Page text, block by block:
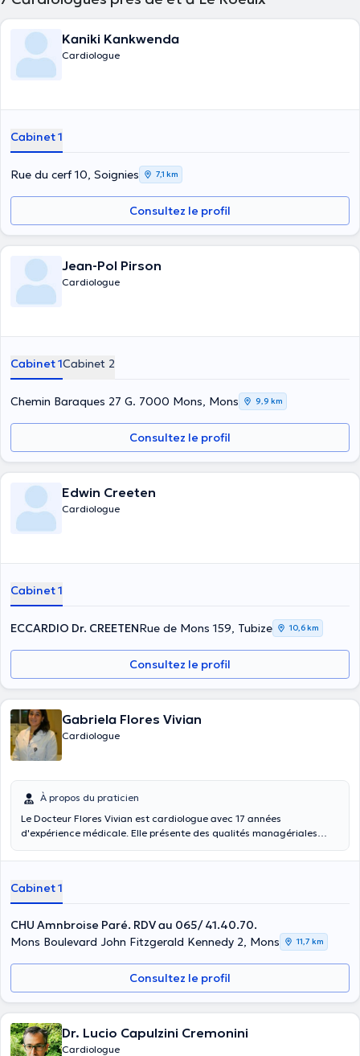
Kaniki Kankwenda
Cardiologue
Cabinet 1
Rue du cerf 10, Soignies 7,1 km
Consultez le profil
Jean-Pol Pirson
Cardiologue
Cabinet 1Cabinet 2
Chemin Baraques 27 G. 7000 Mons, Mons 9,9 km
Consultez le profil
Edwin Creeten
Cardiologue
Cabinet 1
ECCARDIO Dr. CREETENRue de Mons 159, Tubize 10,6 km
Consultez le profil
Gabriela Flores Vivian
Cardiologue
À propos du praticien
Le Docteur Flores Vivian est cardiologue avec 17 années
d'expérience médicale. Elle présente des qualités managériales
conventionnée et est spécialiste de la cardiologie générale,
un moment privilégié entre le patient et le médecin. Elle est à votre
écoute et est engagée dans la cardiologie préventive. Elle cumule
des formations annuelles pour rester dans l'actualité médicale.
Actuellement, elle travaille également en milieu hospitalier à Mons
et à Bruxelles: - Hopital Erasme (le mercredi ), - CHU Ambroise Paré (
mardi, jeudis et vendredi) dès octobre 2019. - Chef de service de la
Cardiologie générale et Interventionelle du CHR Mons-Hainaut du
groupe Jolimont.( 2015-2019) Le Docteur Flores Vivian est originaire
Cabinet 1
CHU Amnbroise Paré. RDV au 065/ 41.40.70.
Mons Boulevard John Fitzgerald Kennedy 2, Mons
11,7 km
Consultez le profil
Dr. Lucio Capulzini Cremonini
Cardiologue